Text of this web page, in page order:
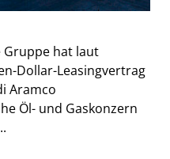
Gruppe hat laut
Dollar-Leasingvertrag
Aramco
Öl- und Gaskonzern